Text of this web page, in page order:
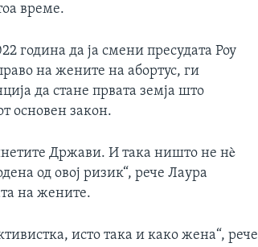
време.
година да ја смени пресудата Роу
на жените на абортус, ги
да стане првата земја што
основен закон.
Држави. И така ништо не нè
од овој ризик“, рече Лаура
на жените.
исто така и како жена“, рече